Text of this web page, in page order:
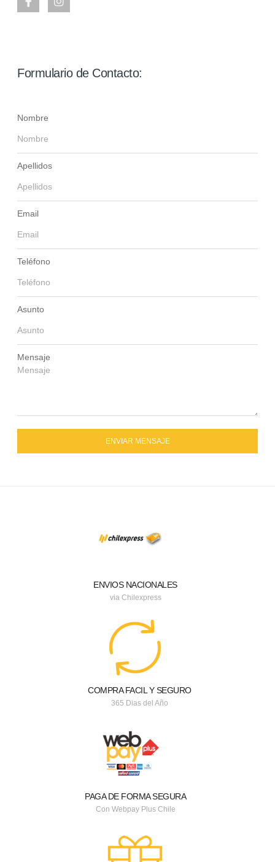
Formulario de Contacto:
Nombre
Apellidos
Email
Teléfono
Asunto
Mensaje
ENVIAR MENSAJE
ENVIOS NACIONALES
via Chilexpress
COMPRA FACIL Y SEGURO
365 Dias del Año
PAGA DE FORMA SEGURA
Con Webpay Plus Chile